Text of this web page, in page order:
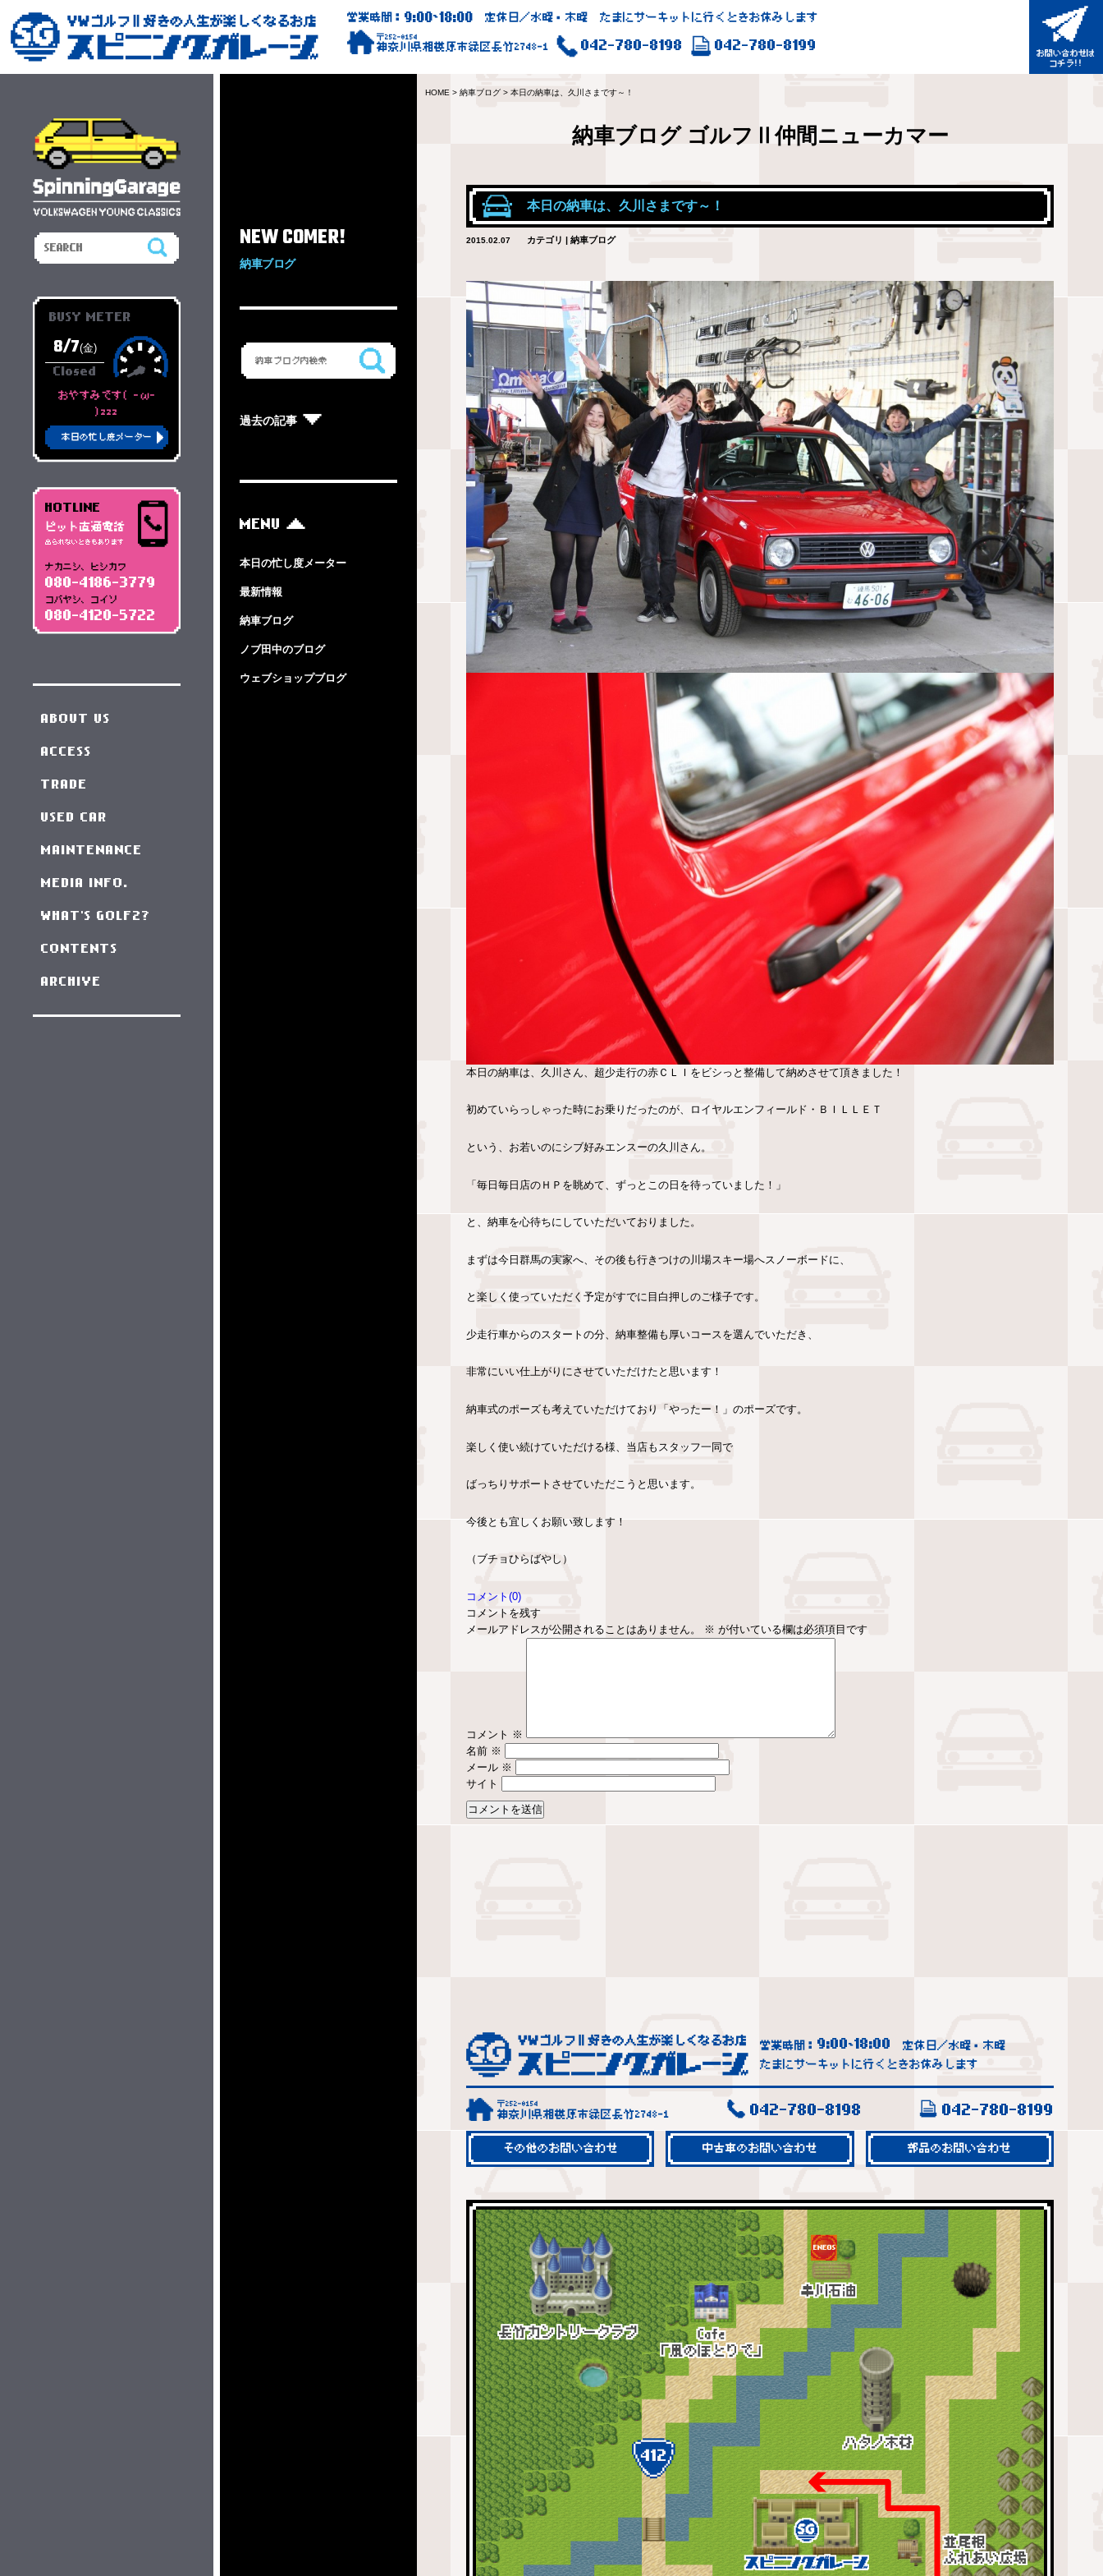
営業時間：9:00~18:00 定休日／水曜・木曜 たまにサーキットに行くときお休みします
〒252-0154
神奈川県相模原市緑区長竹2748-1 042-780-8198 042-780-8199
NEW COMER!
納車ブログ
過去の記事
MENU
本日の忙し度メーター
最新情報
納車ブログ
ノブ田中のブログ
ウェブショップブログ
HOME > 納車ブログ > 本日の納車は、久川さまです～！
納車ブログ ゴルフⅡ仲間ニューカマー
本日の納車は、久川さまです～！
2015.02.07 カテゴリ | 納車ブログ
本日の納車は、久川さん、超少走行の赤ＣＬＩをビシっと整備して納めさせて頂きました！
初めていらっしゃった時にお乗りだったのが、ロイヤルエンフィールド・ＢＩＬＬＥＴ
という、お若いのにシブ好みエンスーの久川さん。
「毎日毎日店のＨＰを眺めて、ずっとこの日を待っていました！」
と、納車を心待ちにしていただいておりました。
まずは今日群馬の実家へ、その後も行きつけの川場スキー場へスノーボードに、
と楽しく使っていただく予定がすでに目白押しのご様子です。
少走行車からのスタートの分、納車整備も厚いコースを選んでいただき、
非常にいい仕上がりにさせていただけたと思います！
納車式のポーズも考えていただけており「やったー！」のポーズです。
楽しく使い続けていただける様、当店もスタッフ一同で
ばっちりサポートさせていただこうと思います。
今後とも宜しくお願い致します！
（ブチョひらばやし）
コメント(0)
コメントを残す
メールアドレスが公開されることはありません。
※ が付いている欄は必須項目です
コメント ※
名前 ※
メール ※
サイト
営業時間： 9:00~18:00
定休日／水曜・木曜
たまにサーキットに行くときお休みします
〒252-0154
神奈川県相模原市緑区長竹2748-1 042-780-8198 042-780-8199
その他のお問い合わせ 中古車のお問い合わせ 部品のお問い合わせ
BUSY METER
8/7(金)
Closed
おやすみです( -ω-
)zzz
本日の忙し度メーター
HOTLINE
ピット直通電話
出られないときもあります
ナカニシ、ヒシカワ
080-4186-3779
コバヤシ、コイソ
080-4120-5722
ABOUT US
ACCESS
TRADE
USED CAR
MAINTENANCE
MEDIA INFO.
WHAT'S GOLF2?
CONTENTS
ARCHIVE